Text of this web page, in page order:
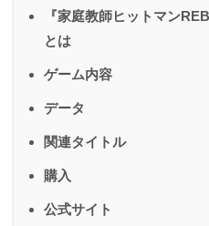
『家庭教師ヒットマン
とは
ゲーム内容
データ
関連タイトル
購入
公式サイト